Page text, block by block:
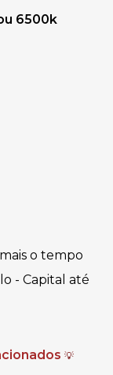
6500k
o tempo
- Capital até
💡